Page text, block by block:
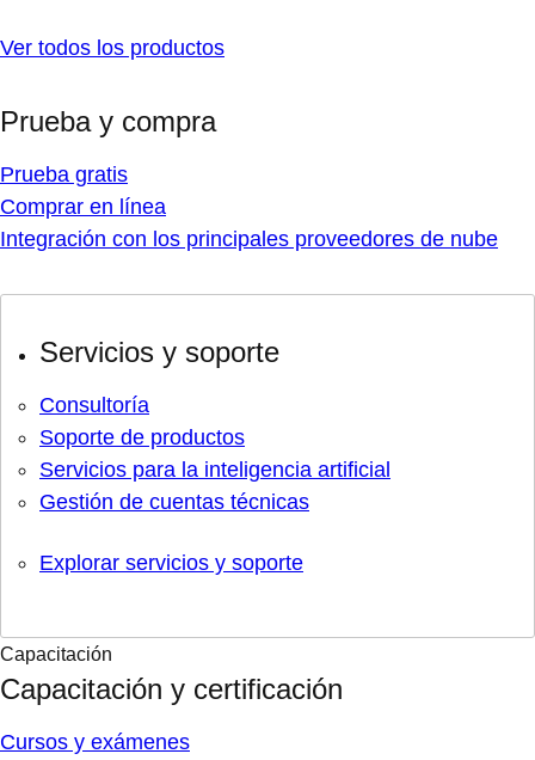
Ver todos los productos
Prueba y compra
Prueba gratis
Comprar en línea
Integración con los principales proveedores de nube
Servicios y soporte
Consultoría
Soporte de productos
Servicios para la inteligencia artificial
Gestión de cuentas técnicas
Explorar servicios y soporte
Capacitación
Capacitación y certificación
Cursos y exámenes